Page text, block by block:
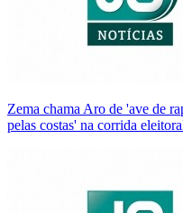
Zema chama Aro de 'ave de
pelas costas' na corrida